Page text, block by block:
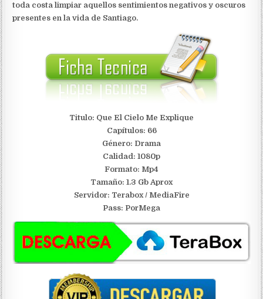
toda costa limpiar aquellos sentimientos negativos y oscuros
presentes en la vida de Santiago.
Titulo: Que El Cielo Me Explique
Capítulos: 66
Género: Drama
Calidad: 1080p
Formato: Mp4
Tamaño: 1.3 Gb Aprox
Servidor: Terabox / MediaFire
Pass: PorMega